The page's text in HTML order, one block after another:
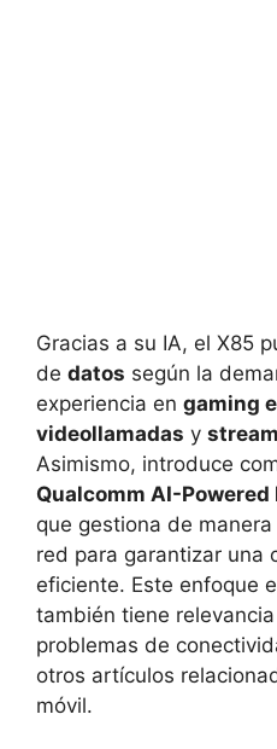
Gracias a su IA, el X85
de datos según la
experiencia en gaming
videollamadas y
Asimismo, introduce
Qualcomm AI-
que gestiona de
red para garantizar una
eficiente. Este enfoque
también tiene
problemas de
otros artículos
móvil.